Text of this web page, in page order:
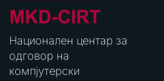
Национален центар за
одговор на
компјутерски